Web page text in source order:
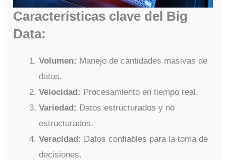
Características clave del Big
Data:
Volumen: Manejo de cantidades masivas de
datos.
Velocidad: Procesamiento en tiempo real.
Variedad: Datos estructurados y no
estructurados.
Veracidad: Datos confiables para la toma de
decisiones.